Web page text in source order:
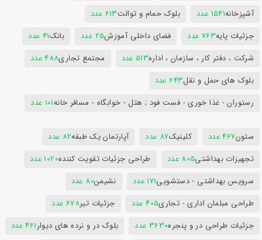
آشپزخانه1541 عدد بلوک حمام و توالت613 عدد
جزئیات پایه763 عدد فضای داخلی آموزش25 عدد بانک41 عدد
شرکت ، دفتر کار ، سازمان ، اداره513 عدد مجتمع تجاری488 عدد
بلوک های حمل و نقل643 عدد
رستوران - غذا خوری - فست فود ; هتل - خوابگاه - مسافر خانه101 عدد
ستون467 عدد کلینیک87 عدد آپارتمان یک طبقه82 عدد
تجهیزات بهداشتی805 عدد طراحی جزئیات تقویت کننده1020 عدد
سرویس بهداشتی - دستشویی171 عدد نشیمن80 عدد
طراحی مبلمان اداری - تجاری405 عدد جزئیات تیر678 عدد
جزئیات طراحی در و پنجره3630 عدد بلوک در و نرده های دیوار461 عدد